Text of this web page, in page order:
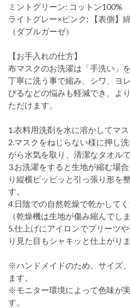
ミントグリーン: コットン100%
ライトグレー×ピンク: 【表側】
（ダブルガーゼ）
【お手入れの仕方】
布マスクのお洗濯は「手洗い」
丁寧に洗う事で縮み、シワ、ヨ
びるなどの悩みも軽減でき、よ
ただけます。
1.衣料用洗剤を水に溶かしてマス
2.マスクをねじらない様に押し
がら水気を取り、清潔なタオルで
3.お洗濯をすると生地が縮む場
り縦横ピッピッと引っ張り形を
す。
4.日陰での自然乾燥で乾かしてく
（乾燥機は生地が傷み縮んでし
5.仕上げにアイロンでプリーツ
り見た目もシャキッと仕上がりま
※ハンドメイドのため、サイズ
ます。
※モニター環境によって色味が
す。